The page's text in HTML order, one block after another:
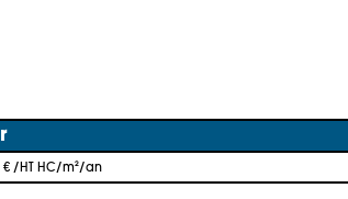
€ /HT HC/m²/an